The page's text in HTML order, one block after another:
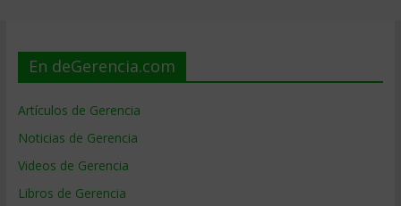
En deGerencia.com
Artículos de Gerencia
Noticias de Gerencia
Videos de Gerencia
Libros de Gerencia